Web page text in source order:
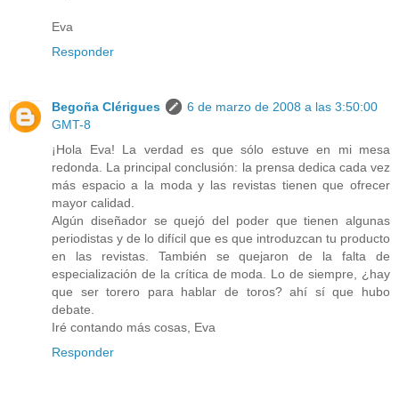
Eva
Responder
Begoña Clérigues
6 de marzo de 2008 a las 3:50:00
GMT-8
¡Hola Eva! La verdad es que sólo estuve en mi mesa
redonda. La principal conclusión: la prensa dedica cada vez
más espacio a la moda y las revistas tienen que ofrecer
mayor calidad.
Algún diseñador se quejó del poder que tienen algunas
periodistas y de lo difícil que es que introduzcan tu producto
en las revistas. También se quejaron de la falta de
especialización de la crítica de moda. Lo de siempre, ¿hay
que ser torero para hablar de toros? ahí sí que hubo
debate.
Iré contando más cosas, Eva
Responder